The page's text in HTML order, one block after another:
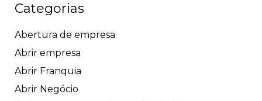
Categorias
Abertura de empresa
Abrir empresa
Abrir Franquia
Abrir Negócio